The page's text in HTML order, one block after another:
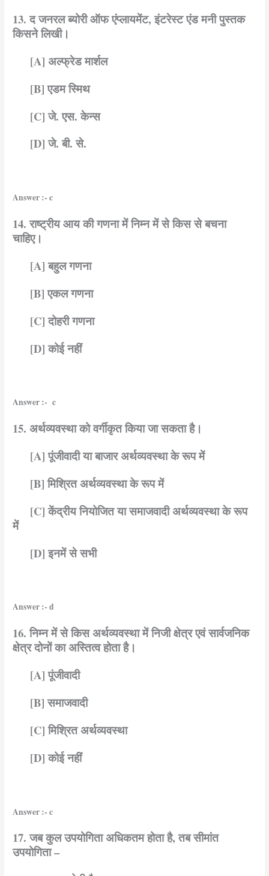
13. द जनरल ब्योरी ऑफ एंप्लायमेंट, इंटरेस्ट एंड मनी पुस्तक
किसने लिखी।
[A] अल्फ्रेड मार्शल
[B] एडम स्मिथ
[C] जे. एस. केन्स
[D] जे. बी. से.
Answer :- c
14. राष्ट्रीय आय की गणना में निम्न में से किस से बचना
चाहिए।
[A] बहुल गणना
[B] एकल गणना
[C] दोहरी गणना
[D] कोई नहीं
Answer :- c
15. अर्थव्यवस्था को वर्गीकृत किया जा सकता है।
[A] पूंजीवादी या बाजार अर्थव्यवस्था के रूप में
[B] मिश्रित अर्थव्यवस्था के रूप में
[C] केंद्रीय नियोजित या समाजवादी अर्थव्यवस्था के रूप
में
[D] इनमें से सभी
Answer :- d
16. निम्न में से किस अर्थव्यवस्था में निजी क्षेत्र एवं सार्वजनिक
क्षेत्र दोनों का अस्तित्व होता है।
[A] पूंजीवादी
[B] समाजवादी
[C] मिश्रित अर्थव्यवस्था
[D] कोई नहीं
Answer :- c
17. जब कुल उपयोगिता अधिकतम होता है, तब सीमांत
उपयोगिता –